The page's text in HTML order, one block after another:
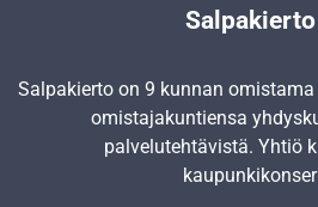
Salpakierto
Salpakierto on 9 kunnan
omistajakuntiensa
palvelutehtävistä. Yhtiö